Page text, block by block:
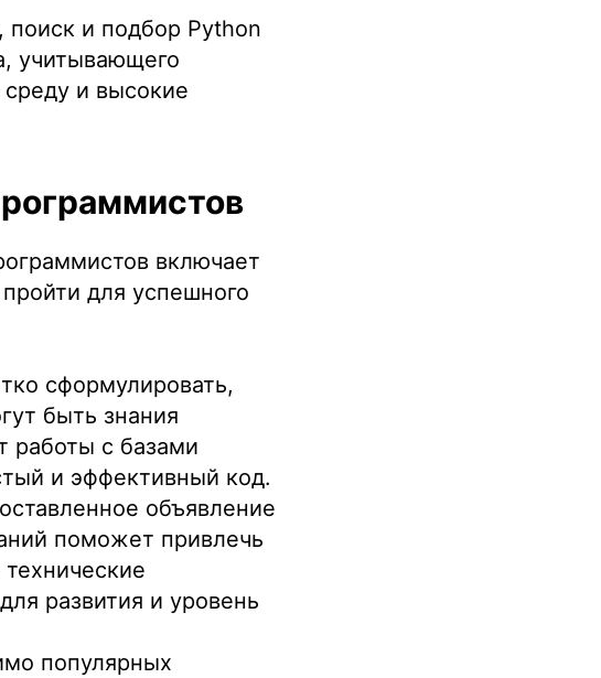
поиск и подбор Python
учитывающего
и высокие
включает
для успешного
сформулировать,
быть знания
работы с базами
и эффективный код.
объявление
поможет привлечь
развития и уровень
популярных